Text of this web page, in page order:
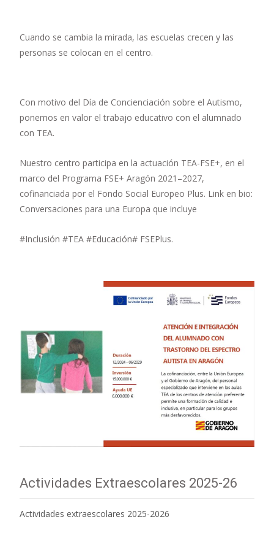
Cuando se cambia la mirada, las escuelas crecen y las
personas se colocan en el centro.
Con motivo del Día de Concienciación sobre el Autismo,
ponemos en valor el trabajo educativo con el alumnado
con TEA.
Nuestro centro participa en la actuación TEA-FSE+, en el
marco del Programa FSE+ Aragón 2021–2027,
cofinanciada por el Fondo Social Europeo Plus. Link en bio:
Conversaciones para una Europa que incluye
#Inclusión #TEA #Educación# FSEPlus.
Actividades Extraescolares 2025-26
Actividades extraescolares 2025-2026